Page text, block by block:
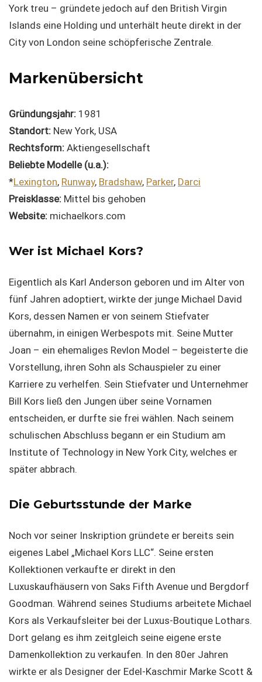
York treu – gründete jedoch auf den British Virgin
Islands eine Holding und unterhält heute direkt in der
City von London seine schöpferische Zentrale.
Markenübersicht
Gründungsjahr: 1981
Standort: New York, USA
Rechtsform: Aktiengesellschaft
Beliebte Modelle (u.a.):
*Lexington, Runway, Bradshaw, Parker, Darci
Preisklasse: Mittel bis gehoben
Website: michaelkors.com
Wer ist Michael Kors?
Eigentlich als Karl Anderson geboren und im Alter von
fünf Jahren adoptiert, wirkte der junge Michael David
Kors, dessen Namen er von seinem Stiefvater
übernahm, in einigen Werbespots mit. Seine Mutter
Joan – ein ehemaliges Revlon Model – begeisterte die
Vorstellung, ihren Sohn als Schauspieler zu einer
Karriere zu verhelfen. Sein Stiefvater und Unternehmer
Bill Kors ließ den Jungen über seine Vornamen
entscheiden, er durfte sie frei wählen. Nach seinem
schulischen Abschluss begann er ein Studium am
Institute of Technology in New York City, welches er
später abbrach.
Die Geburtsstunde der Marke
Noch vor seiner Inskription gründete er bereits sein
eigenes Label „Michael Kors LLC“. Seine ersten
Kollektionen verkaufte er direkt in den
Luxuskaufhäusern von Saks Fifth Avenue und Bergdorf
Goodman. Während seines Studiums arbeitete Michael
Kors als Verkaufsleiter bei der Luxus-Boutique Lothars.
Dort gelang es ihm zeitgleich seine eigene erste
Damenkollektion zu verkaufen. In den 80er Jahren
wirkte er als Designer der Edel-Kaschmir Marke Scott &